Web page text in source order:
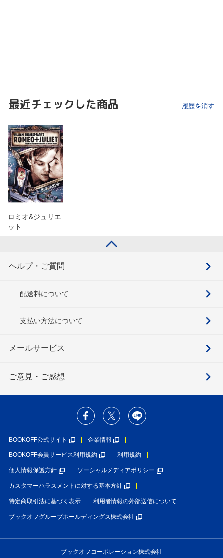
最近チェックした商品 履歴を消す
ロミオ&ジュリエ
ット
ヘルプ・ご質問
配送料について
支払い方法について
メールサービス
ご意見・ご感想
BOOKOFF公式サイト 企業情報
BOOKOFF会員サービス利用規約 利用規約
個人情報保護方針 ソーシャルメディアポリシー
カスタマーハラスメントに対する基本方針
特定商取引法に基づく表示 利用者情報の外部送信について
ブックオフグループホールディングス株式会社
ブックオフコーポレーション株式会社